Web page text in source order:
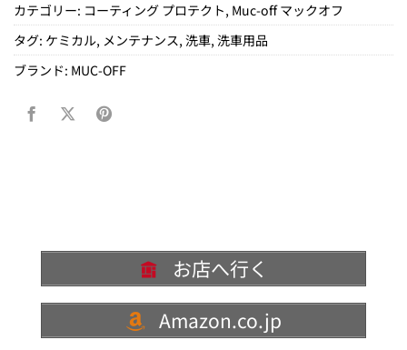
カテゴリー: コーティング プロテクト, Muc-off マックオフ
タグ: ケミカル, メンテナンス, 洗車, 洗車用品
ブランド: MUC-OFF
お店へ行く
Amazon.co.jp